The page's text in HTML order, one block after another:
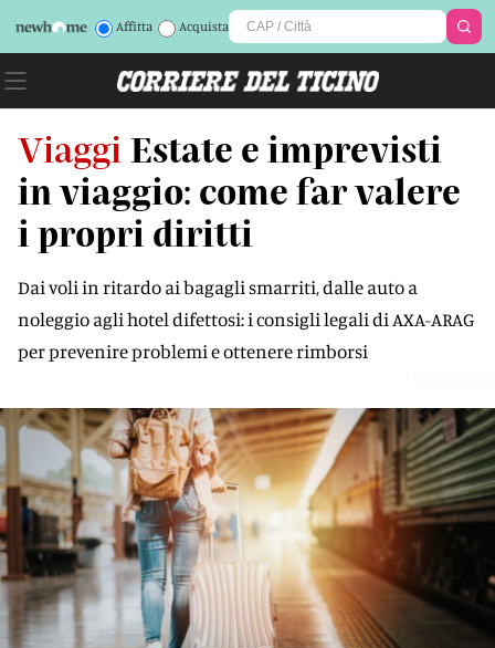
Affitta Acquista
Viaggi Estate e imprevisti
in viaggio: come far valere
i propri diritti
Dai voli in ritardo ai bagagli smarriti, dalle auto a
noleggio agli hotel difettosi: i consigli legali di AXA-ARAG
per prevenire problemi e ottenere rimborsi